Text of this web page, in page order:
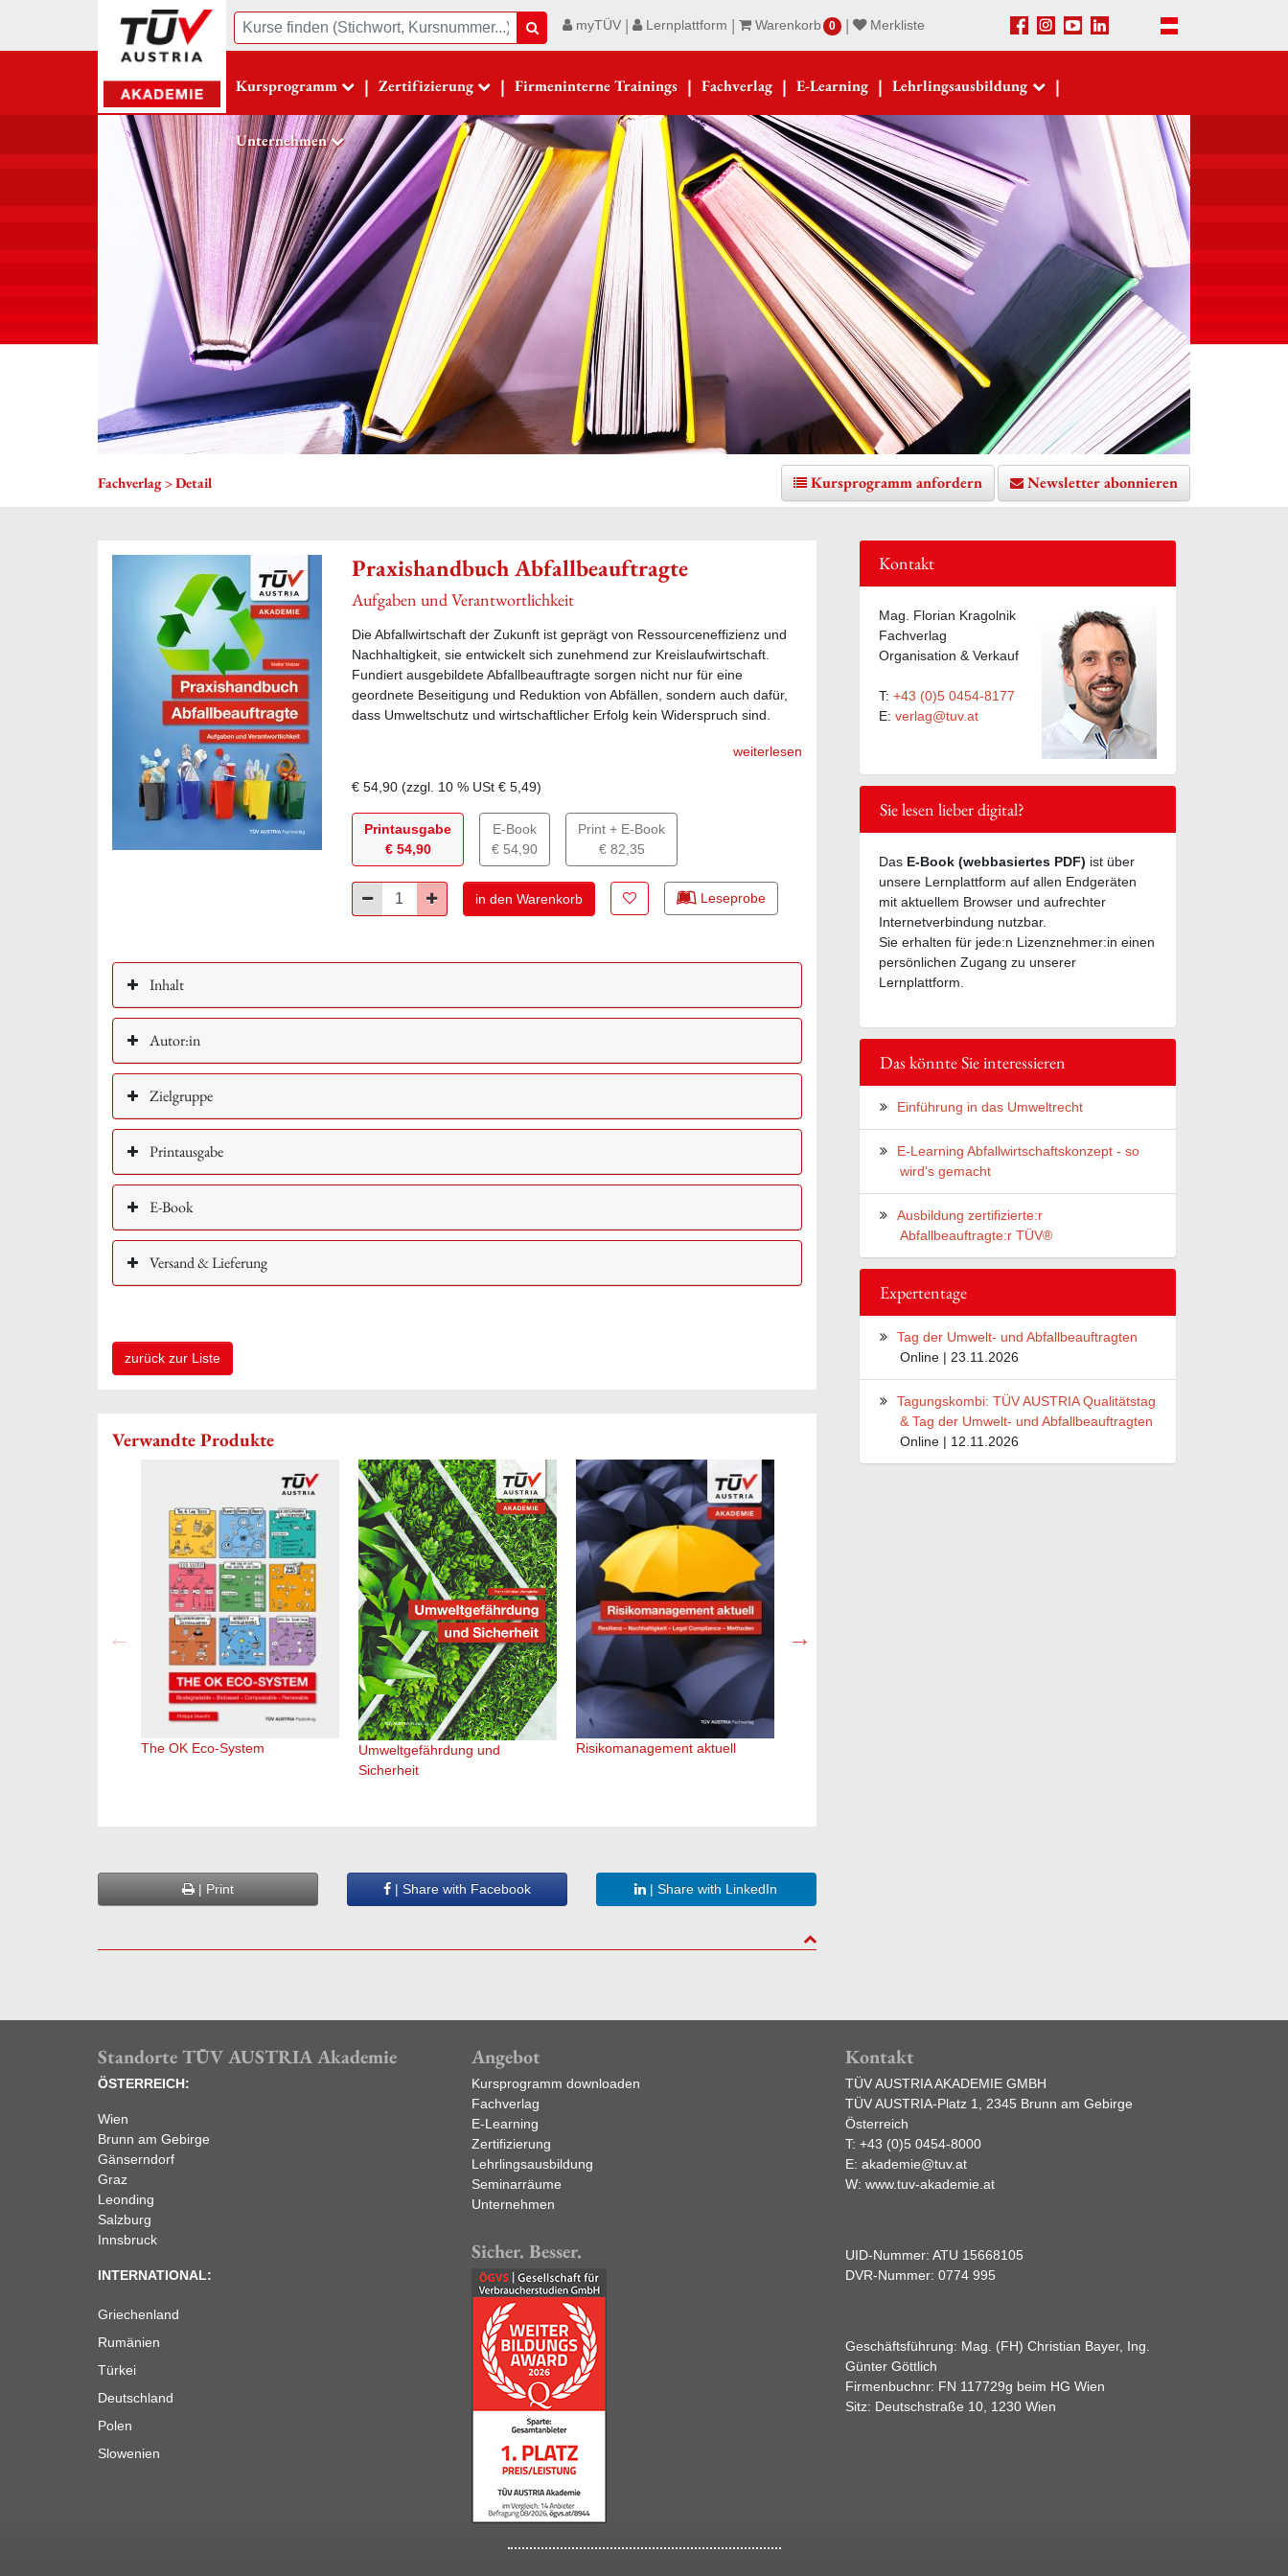
Suche SuchemyTÜV | Lernplattform | Warenkorb 0 | Merkliste Facebook
Instagram
YoutubeLinkedIn Deutsch
Kursprogramm | Zertifizierung | Firmeninterne Trainings | Fachverlag | E-Learning | Lehrlingsausbildung |
Unternehmen
Fachverlag Detail Kursprogramm anfordern Newsletter abonnieren
Praxishandbuch Abfallbeauftragte
Aufgaben und Verantwortlichkeit
Die Abfallwirtschaft der Zukunft ist geprägt von Ressourceneffizienz und
Nachhaltigkeit, sie entwickelt sich zunehmend zur Kreislaufwirtschaft.
Fundiert ausgebildete Abfallbeauftragte sorgen nicht nur für eine
geordnete Beseitigung und Reduktion von Abfällen, sondern auch dafür,
dass Umweltschutz und wirtschaftlicher Erfolg kein Widerspruch sind.
weiterlesen
€ 54,90 (zzgl. 10 % USt € 5,49)
Printausgabe
€ 54,90
E-Book
€ 54,90
Print + E-Book
€ 82,35
Minus Plus in den Warenkorb Zur Merkliste hinzufügen
Leseprobe
Inhalt
Autor:in
Zielgruppe
Printausgabe
E-Book
Versand & Lieferung
zurück zur Liste
Verwandte Produkte
The OK Eco-System
Umweltgefährdung und
Sicherheit
Risikomanagement aktuell
| Print | Share with Facebook | Share with LinkedIn
to top
Kontakt
Mag. Florian Kragolnik
Fachverlag
Organisation & Verkauf
T: +43 (0)5 0454-8177
E: verlag@tuv.at
Sie lesen lieber digital?
Das E-Book (webbasiertes PDF) ist über
unsere Lernplattform auf allen Endgeräten
mit aktuellem Browser und aufrechter
Internetverbindung nutzbar.
Sie erhalten für jede:n Lizenznehmer:in einen
persönlichen Zugang zu unserer
Lernplattform.
Das könnte Sie interessieren
Einführung in das Umweltrecht
E-Learning Abfallwirtschaftskonzept - so
wird's gemacht
Ausbildung zertifizierte:r
Abfallbeauftragte:r TÜV®
Expertentage
Tag der Umwelt- und Abfallbeauftragten
Online | 23.11.2026
Tagungskombi: TÜV AUSTRIA Qualitätstag
& Tag der Umwelt- und Abfallbeauftragten
Online | 12.11.2026
Standorte TÜV AUSTRIA Akademie
ÖSTERREICH:
Wien
Brunn am Gebirge
Gänserndorf
Graz
Leonding
Salzburg
Innsbruck
INTERNATIONAL:
Griechenland
Rumänien
Türkei
Deutschland
Polen
Slowenien
Angebot
Kursprogramm downloaden
Fachverlag
E-Learning
Zertifizierung
Lehrlingsausbildung
Seminarräume
Unternehmen
Sicher. Besser.
Kontakt
TÜV AUSTRIA AKADEMIE GMBH
TÜV AUSTRIA-Platz 1, 2345 Brunn am Gebirge
Österreich
T: +43 (0)5 0454-8000
E: akademie@tuv.at
W: www.tuv-akademie.at
UID-Nummer: ATU 15668105
DVR-Nummer: 0774 995
Geschäftsführung: Mag. (FH) Christian Bayer, Ing.
Günter Göttlich
Firmenbuchnr: FN 117729g beim HG Wien
Sitz: Deutschstraße 10, 1230 Wien